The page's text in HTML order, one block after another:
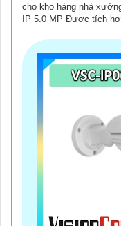
cho kho hàng nhà
IP 5.0 MP Được tích